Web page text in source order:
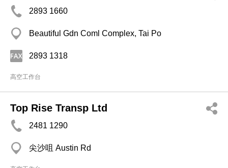
2893 1660
Beautiful Gdn Coml Complex, Tai Po
2893 1318
高空工作台
Top Rise Transp Ltd
2481 1290
尖沙咀 Austin Rd